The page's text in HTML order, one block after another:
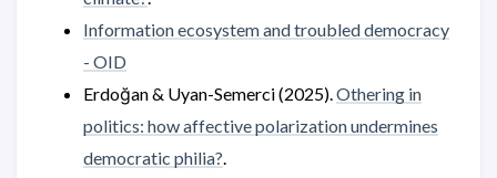
Information ecosystem and troubled democracy
- OID
Erdoğan & Uyan-Semerci (2025).Othering in
politics: how affective polarization undermines
democratic philia?.